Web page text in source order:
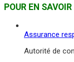
POUR EN
Assurance
Autorité de